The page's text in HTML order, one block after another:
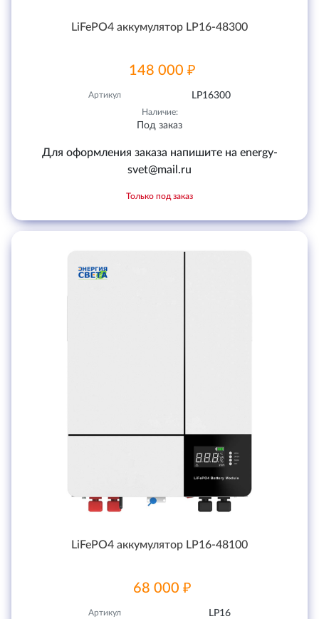
LiFePO4 аккумулятор LP16-48300
148 000 ₽
Артикул LP16300
Наличие:
Под заказ
Для оформления заказа напишите на energy-
svet@mail.ru
Только под заказ
LiFePO4 аккумулятор LP16-48100
68 000 ₽
Артикул LP16